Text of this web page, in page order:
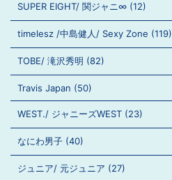
SUPER EIGHT/ 関ジャニ∞ (12)
timelesz /中島健人/ Sexy Zone (119)
TOBE/ 滝沢秀明 (82)
Travis Japan (50)
WEST./ ジャニーズWEST (23)
なにわ男子 (40)
ジュニア/ 元ジュニア (27)